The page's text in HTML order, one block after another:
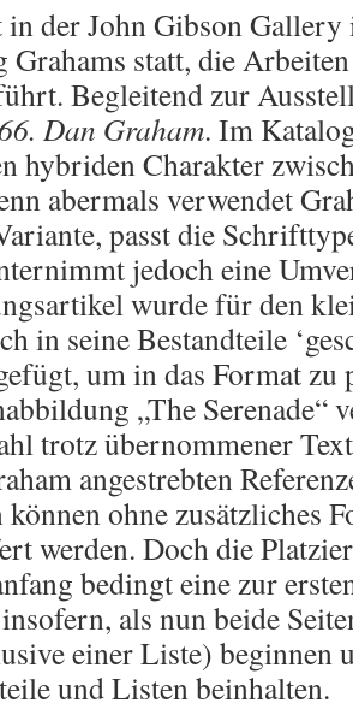
in der John Gibson
Grahams statt, die
Begleitend zur
Dan Graham. Im
hybriden Charakter
abermals verwendet
passt die
jedoch eine
wurde für den
in seine Bestandteile
um in das Format zu
„The Serenade“
trotz übernommener
angestrebten
können ohne zusätzliches
werden. Doch die
bedingt eine zur
als nun beide
einer Liste) beginnen
und Listen beinhalten.